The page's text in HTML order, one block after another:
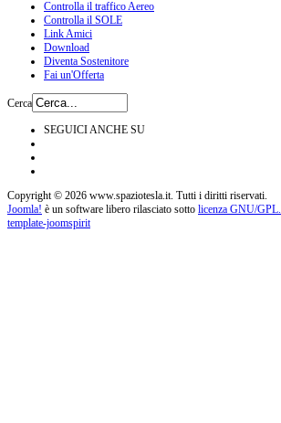
Controlla il traffico Aereo
Controlla il SOLE
Link Amici
Download
Diventa Sostenitore
Fai un'Offerta
Cerca
SEGUICI ANCHE SU
Copyright © 2026 www.spaziotesla.it. Tutti i diritti riservati.
Joomla! è un software libero rilasciato sotto licenza GNU/GPL.
template-joomspirit